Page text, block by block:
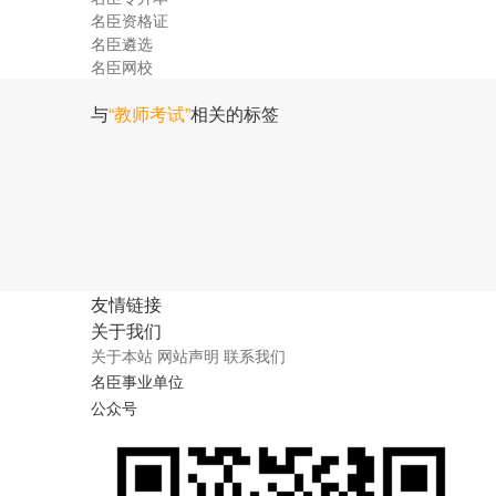
名臣资格证
名臣遴选
名臣网校
与“教师考试”相关的标签
友情链接
关于我们
关于本站 网站声明 联系我们
名臣事业单位
公众号